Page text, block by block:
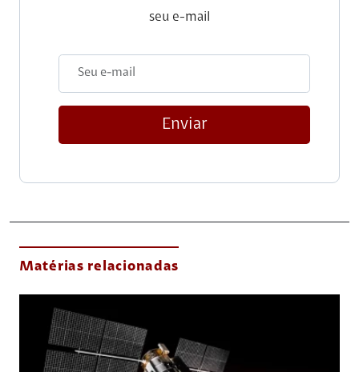
seu e-mail
Enviar
Matérias relacionadas